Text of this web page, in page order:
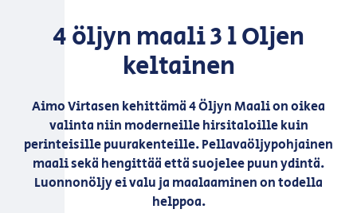
4 öljyn maali 3 l Oljen
keltainen
Aimo Virtasen kehittämä 4 Öljyn Maali on oikea
valinta niin moderneille hirsitaloille kuin
perinteisille puurakenteille. Pellavaöljypohjainen
maali sekä hengittää että suojelee puun ydintä.
Luonnonöljy ei valu ja maalaaminen on todella
helppoa.